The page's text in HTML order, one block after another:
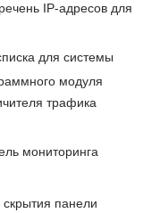
IP-адресов для
для системы
модуля
трафика
мониторинга
панели